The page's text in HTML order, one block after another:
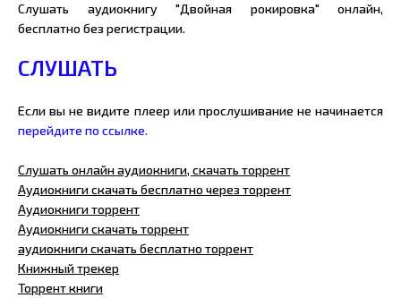
Слушать аудиокнигу "Двойная рокировка" онлайн,
бесплатно без регистрации.
СЛУШАТЬ
Если вы не видите плеер или прослушивание не начинается
перейдите по ссылке.
Слушать онлайн аудиокниги, скачать торрент
Аудиокниги скачать бесплатно через торрент
Аудиокниги торрент
Аудиокниги скачать торрент
аудиокниги скачать бесплатно торрент
Книжный трекер
Торрент книги